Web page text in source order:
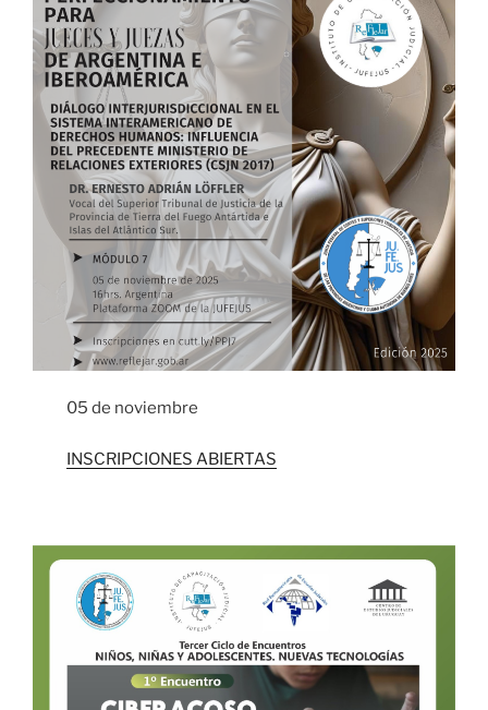
05 de noviembre
INSCRIPCIONES ABIERTAS